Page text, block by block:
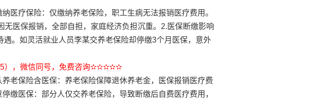
医疗保险：仅缴纳养老保险，职工生病无法报销医疗费用。
医保报销，全部自担，家庭经济负担沉重。2.医保断缴影响
。如灵活就业人员李某交养老保险却停缴3个月医保，意外
），微信同号，免费咨询✫✫✫✫✫
老保险含医保：养老保险保障退休养老金，医保报销医疗费
缴医保：部分人仅交养老保险，导致断缴后自费医疗费用，